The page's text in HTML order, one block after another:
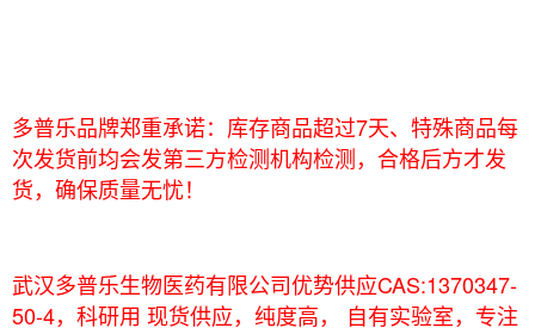
多普乐品牌郑重承诺：库存商品超过7天、特殊商品每
次发货前均会发第三方检测机构检测，合格后方才发
货，确保质量无忧！
武汉多普乐生物医药有限公司优势供应CAS:1370347-
50-4，科研用 现货供应，纯度高， 自有实验室，专注